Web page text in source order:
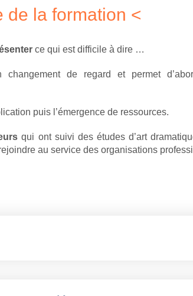
de la formation <
ce qui est difficile à dire …
de regard et permet
puis l’émergence de ressources.
qui ont suivi des études d’art
au service des organisations